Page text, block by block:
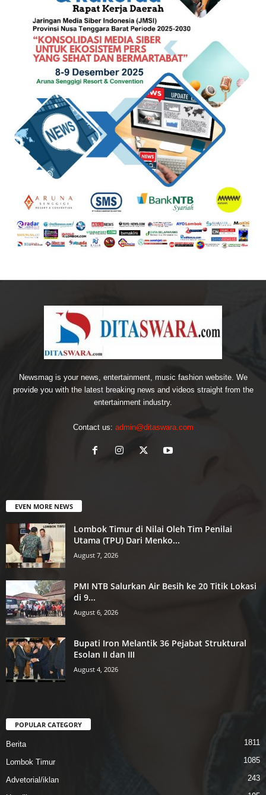
Newsmag is your news, entertainment, music fashion website. We
provide you with the latest breaking news and videos straight from the
entertainment industry.
Contact us: admin@ditaswara.com
EVEN MORE NEWS
Lombok Timur di Nilai Oleh Tim Penilai
Utama (TPU) Dari Menko...
August 7, 2026
PMI NTB Salurkan Air Besih ke 20 Titik Lokasi
di 9...
August 6, 2026
Bupati Iron Melantik 36 Pejabat Struktural
Esolan II dan III
August 4, 2026
POPULAR CATEGORY
Berita 1811
Lombok Timur 1085
Advetorial/iklan 243